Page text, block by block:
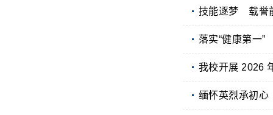
技能逐梦 载誉
落实“健康第一
我校开展 2026
缅怀英烈承初